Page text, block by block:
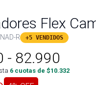
Flex
R +5 VENDIDOS
- 82.990
6 cuotas de $10.332